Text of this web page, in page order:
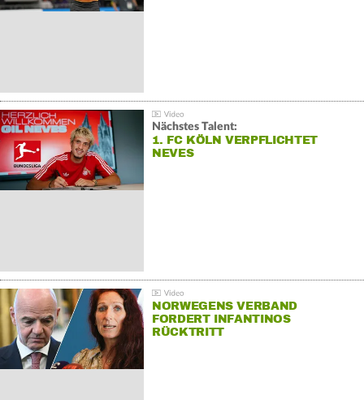
Nächstes Talent:
1. FC KÖLN VERPFLICHTET
NEVES
NORWEGENS VERBAND
FORDERT INFANTINOS
RÜCKTRITT